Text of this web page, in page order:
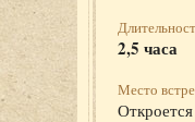
2,5 часа
Место